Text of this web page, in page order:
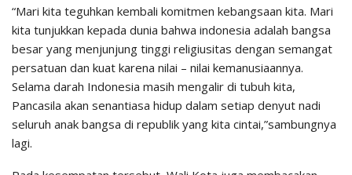
“Mari kita teguhkan kembali komitmen kebangsaan kita. Mari
kita tunjukkan kepada dunia bahwa indonesia adalah bangsa
besar yang menjunjung tinggi religiusitas dengan semangat
persatuan dan kuat karena nilai – nilai kemanusiaannya.
Selama darah Indonesia masih mengalir di tubuh kita,
Pancasila akan senantiasa hidup dalam setiap denyut nadi
seluruh anak bangsa di republik yang kita cintai,”sambungnya
lagi.